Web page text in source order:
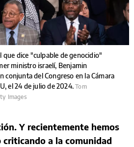
que dice "culpable de genocidio"
ministro israelí, Benjamin
conjunta del Congreso en la Cámara
el 24 de julio de 2024.Tom
Images
Y recientemente hemos
criticando a la comunidad